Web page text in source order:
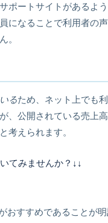
ポートサイトがあるよ
になることで利用者の
。
るため、ネット上でも
、公開されている売上
考えられます。
てみませんか？↓↓
おすすめであることが